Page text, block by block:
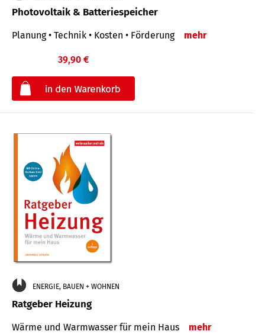
Photovoltaik & Batteriespeicher
Planung • Technik • Kosten • Förderung mehr
39,90 €
ENERGIE, BAUEN + WOHNEN
Ratgeber Heizung
Wärme und Warmwasser für mein Haus mehr